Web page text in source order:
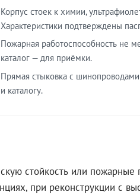
Корпус стоек к химии,
Характеристики подтверждены
Пожарная работоспособность не
каталог — для приёмки.
Прямая стыковка с
и каталогу.
стойкость или пожарные
при реконструкции с